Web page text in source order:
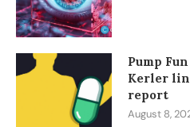
Pump
Kerler
report
August 8,